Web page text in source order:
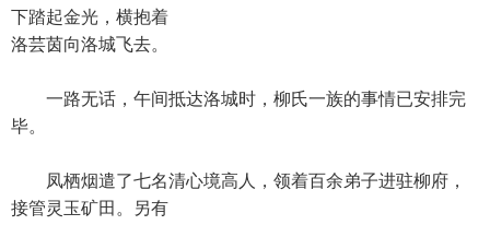
下踏起金光，横抱着
洛芸茵向洛城飞去。
一路无话，午间抵达洛城时，柳氏一族的事情已安排完
毕。
凤栖烟遣了七名清心境高人，领着百余弟子进驻柳府，
接管灵玉矿田。另有